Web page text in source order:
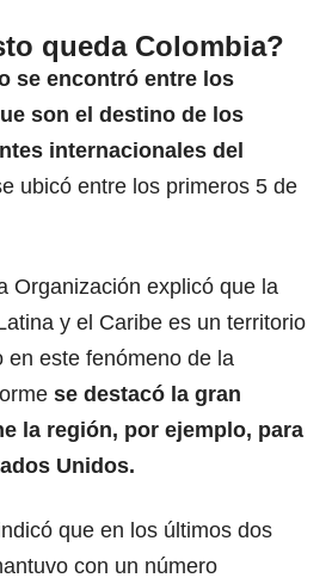
queda Colombia?
se encontró entre los
son el destino de los
internacionales del
ubicó entre los primeros 5 de
Organización explicó que la
y el Caribe es un territorio
en este fenómeno de la
se destacó la gran
la región, por ejemplo, para
Unidos.
que en los últimos dos
con un número